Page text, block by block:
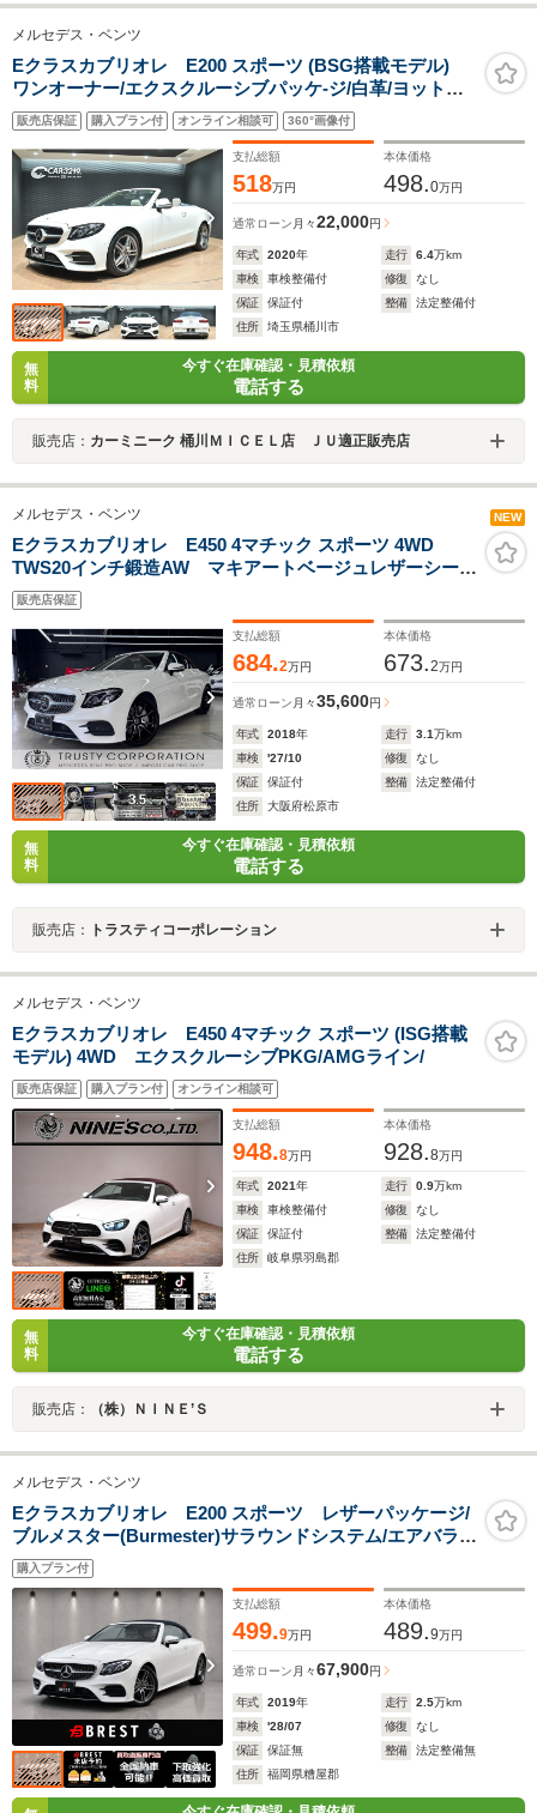
メルセデス・ベンツ
Eクラスカブリオレ E200 スポーツ (BSG搭載モデル)
ワンオーナー/エクスクルーシブパッケ-ジ/白革/ヨットブ
ルー/純HDDナビ/フルセグTV/全方位カメラ/アンビエント/
ブルメスターサウンド/ヘッドアップディスプレ
イ/BSM/ETC2.0/パフュームアトマイザー/純AMG19イン
チAW
販売店保証 購入プラン付 オンライン相談可 360°画像付
支払総額
518万円
本体価格
498.0万円
通常ローン 月々22,000円
年式 2020年 走行 6.4万km
車検
車検整備付 修復
なし
保証
保証付 整備
法定整備付
住所
埼玉県桶川市
無
料
今すぐ在庫確認・見積依頼
電話する
販売店： カーミニーク 桶川ＭＩＣＥＬ店 ＪＵ適正販売店
メルセデス・ベンツ NEW
Eクラスカブリオレ E450 4マチック スポーツ 4WD
TWS20インチ鍛造AW マキアートベージュレザーシー
ト エスプレッソブラウンインテリア レザーエクスク
ルーシブパッケージ 左ハンドル ブルメスターサウン
ド エアバランスパッケージ ディーラー記録簿
販売店保証
支払総額
684.2万円
本体価格
673.2万円
通常ローン 月々35,600円
年式 2018年 走行 3.1万km
車検
'27/10 修復
なし
保証
保証付 整備
法定整備付
住所
大阪府松原市
無
料
今すぐ在庫確認・見積依頼
電話する
販売店： トラスティコーポレーション
メルセデス・ベンツ
Eクラスカブリオレ E450 4マチック スポーツ (ISG搭載
モデル) 4WD エクスクルーシブPKG/AMGライン/
販売店保証 購入プラン付 オンライン相談可
支払総額
948.8万円
本体価格
928.8万円
年式 2021年 走行 0.9万km
車検
車検整備付 修復
なし
保証
保証付 整備
法定整備付
住所
岐阜県羽島郡
無
料
今すぐ在庫確認・見積依頼
電話する
販売店： （株）ＮＩＮＥ’Ｓ
メルセデス・ベンツ
Eクラスカブリオレ E200 スポーツ レザーパッケージ/
ブルメスター(Burmester)サラウンドシステム/エアバラン
スパッケージ/レーダーセーフティパッケージ/エアキャッ
プ/エアスカーフ/パワーシート/ステアリングアシスト/パ
フュームアトマイザー
購入プラン付
支払総額
499.9万円
本体価格
489.9万円
通常ローン 月々67,900円
年式 2019年 走行 2.5万km
車検
'28/07 修復
なし
保証
保証無 整備
法定整備無
住所
福岡県糟屋郡